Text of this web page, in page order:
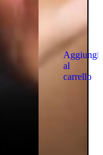
Aggiungi
al
carrello